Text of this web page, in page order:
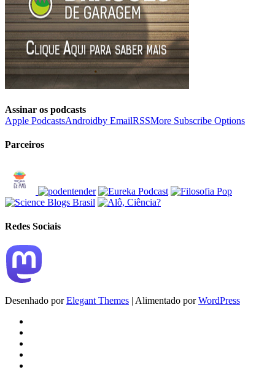
Assinar os podcasts
Apple PodcastsAndroidby EmailRSSMore Subscribe Options
Parceiros
Redes Sociais
Desenhado porElegant Themes | Alimentado porWordPress